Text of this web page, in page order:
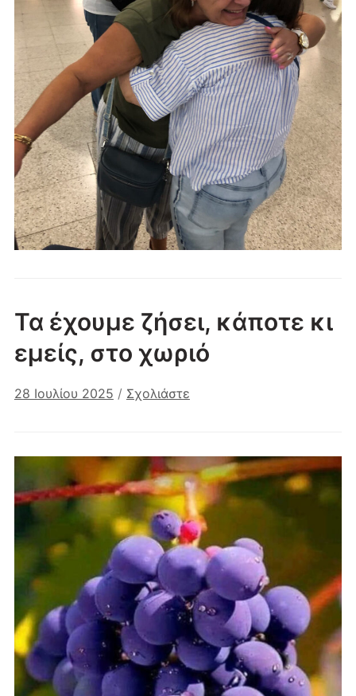
Τα έχουμε ζήσει, κάποτε κι
εμείς, στο χωριό
28 Ιουλίου 2025 / Σχολιάστε